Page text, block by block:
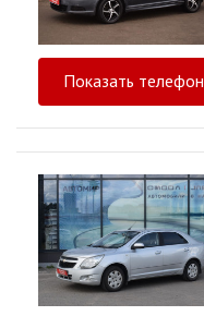
Показать телефон